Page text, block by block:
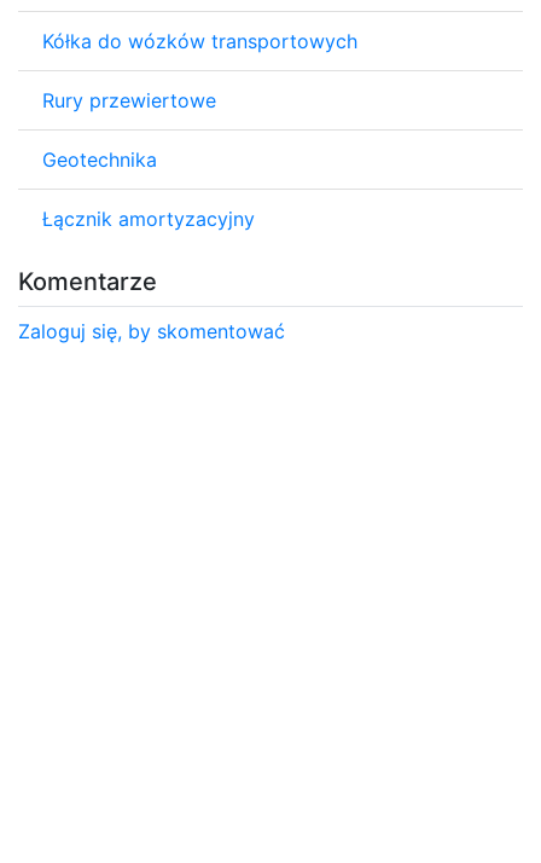
Kółka do wózków transportowych
Rury przewiertowe
Geotechnika
Łącznik amortyzacyjny
Komentarze
Zaloguj się, by skomentować